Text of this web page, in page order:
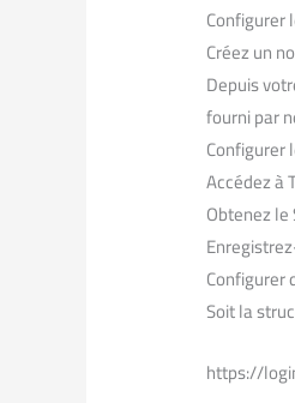
Configurer
Créez un
Depuis
fourni par
Configurer
Accédez à
Obtenez
Configurer
Soit la
https://